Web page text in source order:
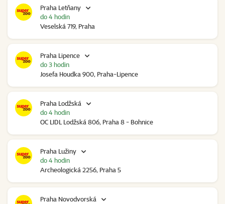
Praha Letňany
Veselská 719, Praha
do 4 hodin
Praha Lipence
Josefa Houdka 900, Praha-Lipence
do 3 hodin
Praha Lodžská
OC LIDL Lodžská 806, Praha 8 - Bohnice
do 4 hodin
Praha Lužiny
Archeologická 2256, Praha 5
do 4 hodin
Praha Novodvorská